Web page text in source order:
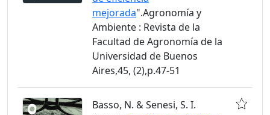
mejorada".Agronomía y
Ambiente : Revista de la
Facultad de Agronomía de la
Universidad de Buenos
Aires,45, (2),p.47-51
Basso, N. & Senesi, S. I.